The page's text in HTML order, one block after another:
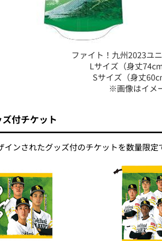
ファイト！九州2023ユ
Lサイズ（身丈
Sサイズ（身丈
※画像はイメ
付チケット
ンされたグッズ付のチケットを数量限定